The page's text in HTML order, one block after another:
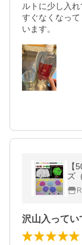
ルトに少し入
すぐなくなっ
【
ズ
ッ
蛍
沢山入ってい